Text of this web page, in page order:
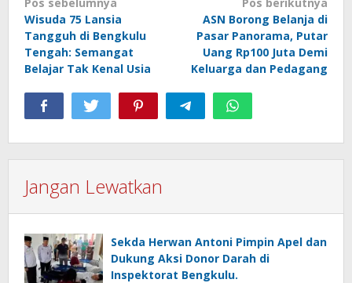
pos
Wisuda 75 Lansia
Tangguh di Bengkulu
Tengah: Semangat
Belajar Tak Kenal Usia
ASN Borong Belanja di
Pasar Panorama, Putar
Uang Rp100 Juta Demi
Keluarga dan Pedagang
Jangan Lewatkan
Sekda Herwan Antoni Pimpin Apel dan
Dukung Aksi Donor Darah di
Inspektorat Bengkulu.